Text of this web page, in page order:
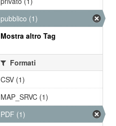
pubblico (1)
Mostra altro Tag
Formati
CSV (1)
MAP_SRVC (1)
PDF (1)